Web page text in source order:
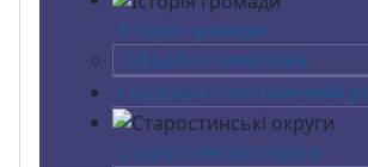
Історія громади
Офіційна символіка
Соціально-економічний
Старостинські округи